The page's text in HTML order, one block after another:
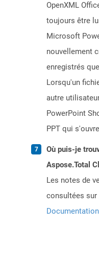
OpenXML
toujours être
Microsoft
nouvellement
enregistrés
Lorsqu'un
autre
PowerPoint
PPT qui
Où puis-je
Aspose.Total
Les notes de
consultées sur
Documentation